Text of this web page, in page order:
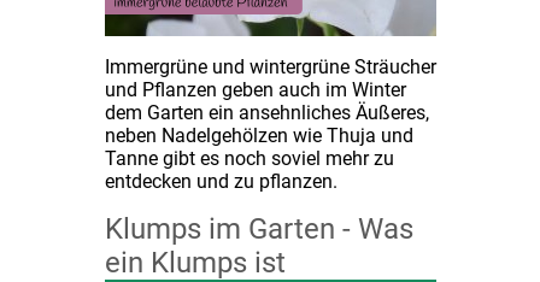
Immergrüne und wintergrüne Sträucher
und Pflanzen geben auch im Winter
dem Garten ein ansehnliches Äußeres,
neben Nadelgehölzen wie Thuja und
Tanne gibt es noch soviel mehr zu
entdecken und zu pflanzen.
Klumps im Garten - Was
ein Klumps ist